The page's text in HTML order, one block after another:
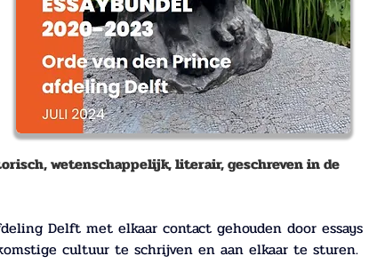
wetenschappelijk, literair, geschreven in de
Delft met elkaar contact gehouden door essays
cultuur te schrijven en aan elkaar te sturen.